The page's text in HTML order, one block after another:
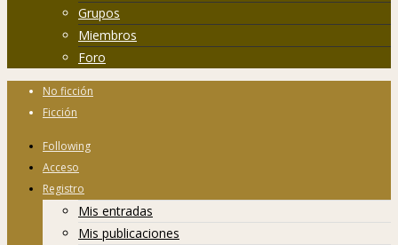
Grupos
Miembros
Foro
No ficción
Ficción
Following
Acceso
Registro
Mis entradas
Mis publicaciones